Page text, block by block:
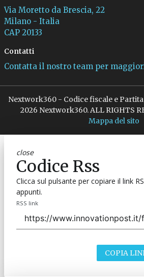
Via Moretto da Brescia, 22
Milano - Italia
CAP 20133
Contatti
Contatta il nostro team per
Nextwork360 - Codice fiscale e
2026 Nextwork360. ALL RIGHTS
Mappa del sito
close
Codice Rss
Clicca sul pulsante per copiare il link
appunti.
RSS link
COPIA